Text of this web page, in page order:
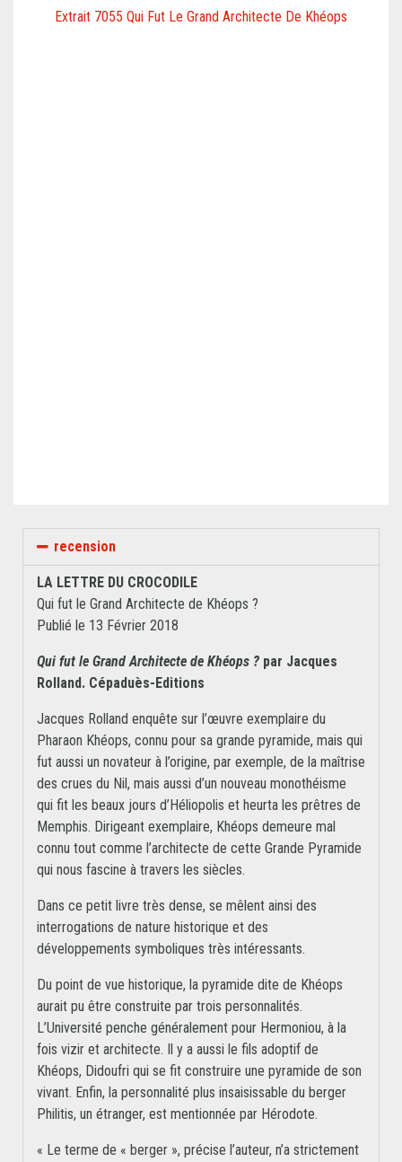
Extrait 7055 Qui Fut Le Grand Architecte De Khéops
recension
LA LETTRE DU CROCODILE
Qui fut le Grand Architecte de Khéops ?
Publié le 13 Février 2018
Qui fut le Grand Architecte de Khéops ? par Jacques
Rolland. Cépaduès-Editions
Jacques Rolland enquête sur l’œuvre exemplaire du
Pharaon Khéops, connu pour sa grande pyramide, mais qui
fut aussi un novateur à l’origine, par exemple, de la maîtrise
des crues du Nil, mais aussi d’un nouveau monothéisme
qui fit les beaux jours d’Héliopolis et heurta les prêtres de
Memphis. Dirigeant exemplaire, Khéops demeure mal
connu tout comme l’architecte de cette Grande Pyramide
qui nous fascine à travers les siècles.
Dans ce petit livre très dense, se mêlent ainsi des
interrogations de nature historique et des
développements symboliques très intéressants.
Du point de vue historique, la pyramide dite de Khéops
aurait pu être construite par trois personnalités.
L’Université penche généralement pour Hermoniou, à la
fois vizir et architecte. Il y a aussi le fils adoptif de
Khéops, Didoufri qui se fit construire une pyramide de son
vivant. Enfin, la personnalité plus insaisissable du berger
Philitis, un étranger, est mentionnée par Hérodote.
« Le terme de « berger », précise l’auteur, n’a strictement